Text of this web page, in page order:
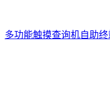
多功能触摸查询机自助终